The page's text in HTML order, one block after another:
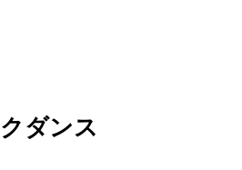
ダンス